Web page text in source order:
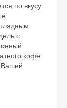
по вкусу
с
кофе
Вашей